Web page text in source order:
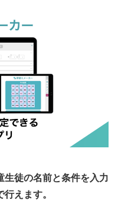
生徒の名前と条件を入力
えます。